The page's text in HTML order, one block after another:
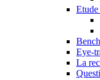
Eye-
La